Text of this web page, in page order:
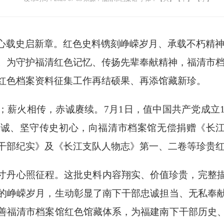
载史启新章。红色史料镌刻峥嵘岁月、承载不朽精
为守护福清红色记忆、传扬先辈奉献精神，福清市
色档案资料征集工作再结硕果、再添馆藏新珍。
薪火相传，赤诚赓续。 7月1日，值中国共产党成
、坚守传史初心，向福清市档案馆无偿捐赠《长
纪实》及《长江支队人物志》第一、二卷等珍贵
丹心照征程。这批史料内容翔实、价值珍贵，完整
峥嵘岁月，生动彰显了南下干部忠诚担当、无私奉
福清市档案馆红色馆藏体系，为福建南下干部历史